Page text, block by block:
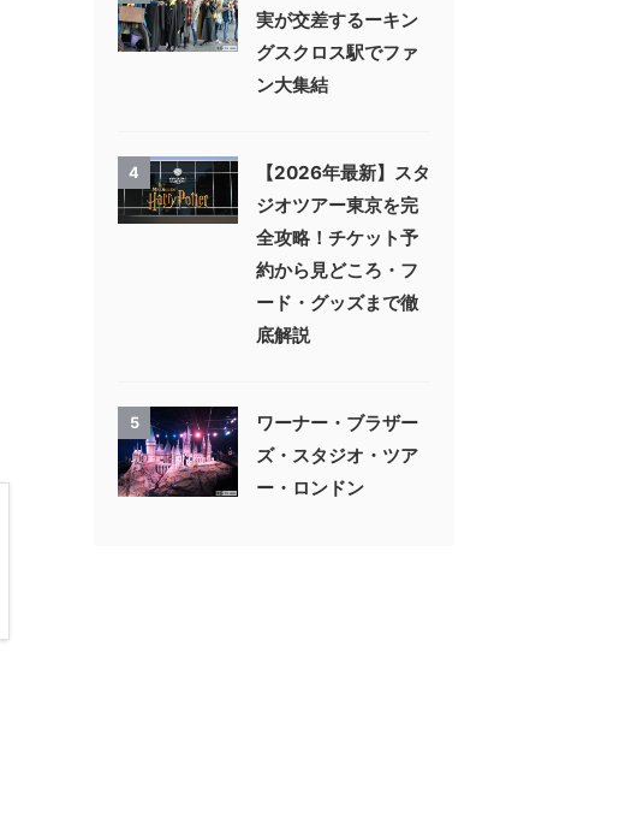
実が交差するーキン
グスクロス駅でファ
ン大集結
4
【2026年最新】スタ
ジオツアー東京を完
全攻略！チケット予
約から見どころ・フ
ード・グッズまで徹
底解説
5
ワーナー・ブラザー
ズ・スタジオ・ツア
ー・ロンドン